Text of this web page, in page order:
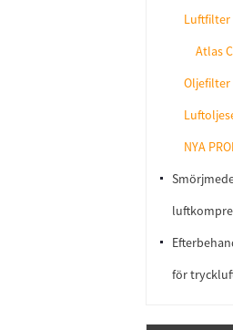
Luftfilter
Atlas
Oljefilter
NYA
för